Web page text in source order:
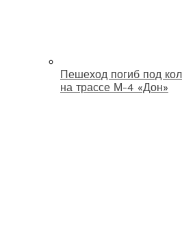
Пешеход погиб под
на трассе М-4 «Дон»